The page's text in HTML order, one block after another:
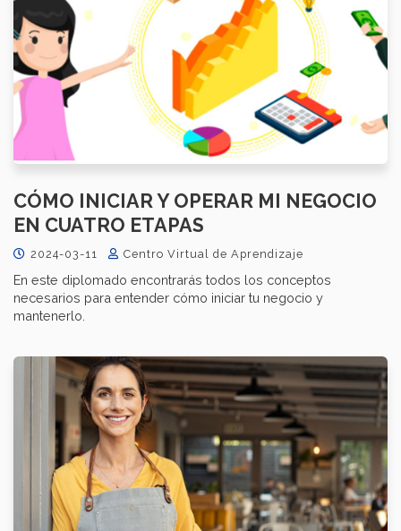
CÓMO INICIAR Y OPERAR MI NEGOCIO
EN CUATRO ETAPAS
2024-03-11 Centro Virtual de Aprendizaje
En este diplomado encontrarás todos los conceptos
necesarios para entender cómo iniciar tu negocio y
mantenerlo.